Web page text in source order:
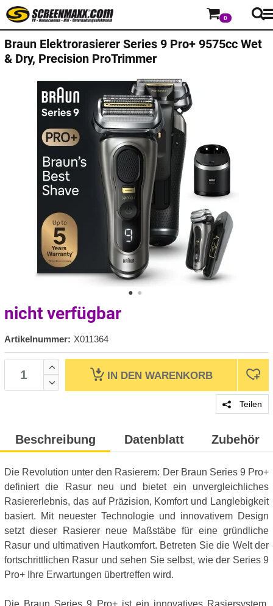
0
Braun Elektrorasierer Series 9 Pro+ 9575cc Wet
& Dry, Precision ProTrimmer
nicht verfügbar
Artikelnummer: X011364
IN DEN WARENKORB
Teilen
Beschreibung Datenblatt Zubehör
Die Revolution unter den Rasierern: Der Braun Series 9 Pro+
definiert die Rasur neu und bietet ein unvergleichliches
Rasiererlebnis, das auf Präzision, Komfort und Langlebigkeit
basiert. Mit neuester Technologie und innovativem Design
setzt dieser Rasierer neue Maßstäbe für eine gründliche
Rasur und ultimativen Hautkomfort. Betreten Sie die Welt der
fortschrittlichen Rasur und sehen Sie selbst, wie der Series 9
Pro+ Ihre Erwartungen übertreffen wird.
Die Braun Series 9 Pro+ ist ein innovatives Rasiersystem,